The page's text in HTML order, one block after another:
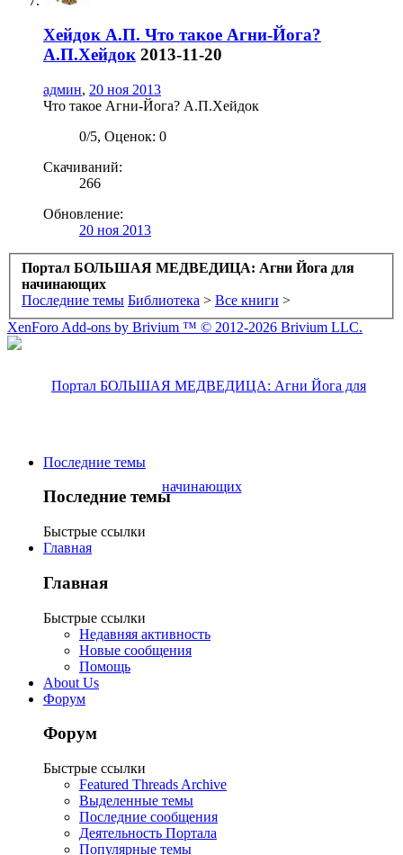
Хейдок А.П. Что такое Агни-Йога?
А.П.Хейдок 2013-11-20
админ, 20 ноя 2013
Что такое Агни-Йога? А.П.Хейдок
0/5, Оценок: 0
Скачиваний:
266
Обновление:
20 ноя 2013
Портал БОЛЬШАЯ МЕДВЕДИЦА: Агни Йога для
начинающих
Последние темы Библиотека > Все книги >
XenForo Add-ons by Brivium ™ © 2012-2026 Brivium LLC.
Последние темы
Последние темы
Быстрые ссылки
Главная
Главная
Быстрые ссылки
Недавняя активность
Новые сообщения
Помощь
About Us
Форум
Форум
Быстрые ссылки
Featured Threads Archive
Выделенные темы
Последние сообщения
Деятельность Портала
Популярные темы